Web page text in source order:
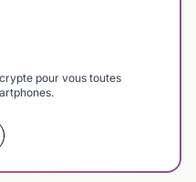
pour vous toutes